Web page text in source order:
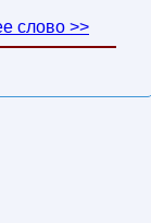
слово >>